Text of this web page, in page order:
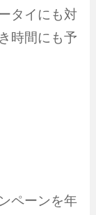
タイにも対
時間にも予
ペーンを年